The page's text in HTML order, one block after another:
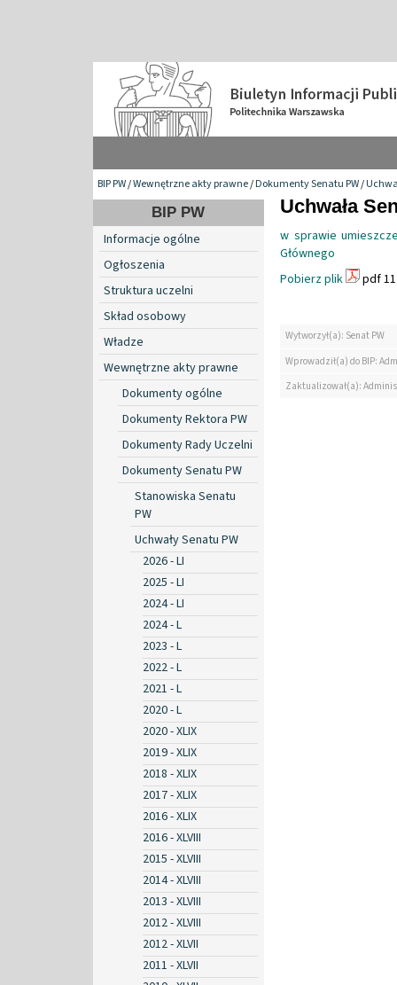
BIP PW/Wewnętrzne akty prawne/Dokumenty Senatu PW/
BIP PW
Informacje ogólne
Ogłoszenia
Struktura uczelni
Skład osobowy
Władze
Wewnętrzne akty prawne
Dokumenty ogólne
Dokumenty Rektora PW
Dokumenty Rady Uczelni
Dokumenty Senatu PW
Stanowiska Senatu
PW
Uchwały Senatu PW
2026 - LI
2025 - LI
2024 - LI
2024 - L
2023 - L
2022 - L
2021 - L
2020 - L
2020 - XLIX
2019 - XLIX
2018 - XLIX
2017 - XLIX
2016 - XLIX
2016 - XLVIII
2015 - XLVIII
2014 - XLVIII
2013 - XLVIII
2012 - XLVIII
2012 - XLVII
2011 - XLVII
Uchwała
w sprawie
Głównego
Pobierz plik
pdf
Wytworzył(a): Senat PW
Wprowadził(a) do BIP:
Zaktualizował(a):